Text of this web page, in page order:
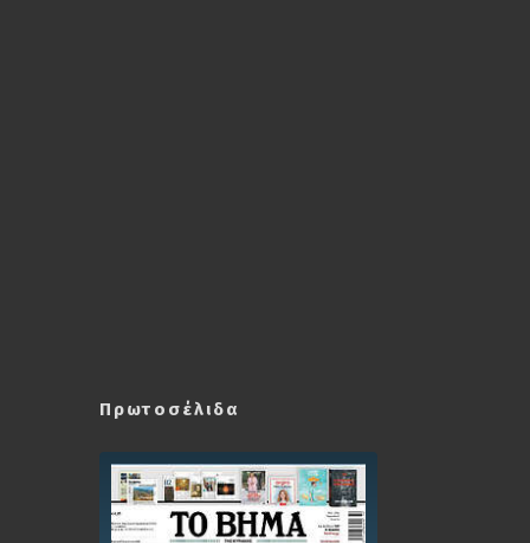
Πρωτοσέλιδα